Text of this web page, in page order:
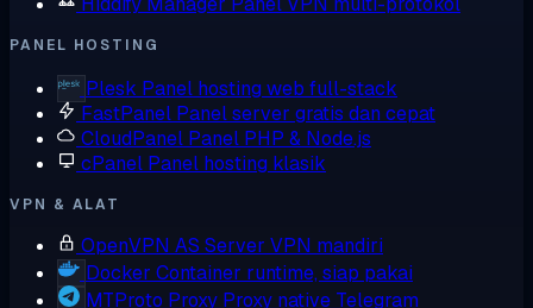
PANEL HOSTING
Plesk Panel hosting web full-stack
FastPanel Panel server gratis dan cepat
CloudPanel Panel PHP & Node.js
cPanel Panel hosting klasik
VPN & ALAT
OpenVPN AS Server VPN mandiri
Docker Container runtime, siap pakai
MTProto Proxy Proxy native Telegram